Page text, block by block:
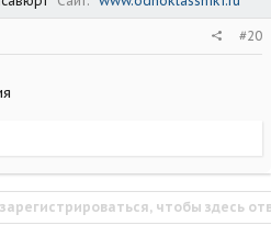
#20
чтобы здесь